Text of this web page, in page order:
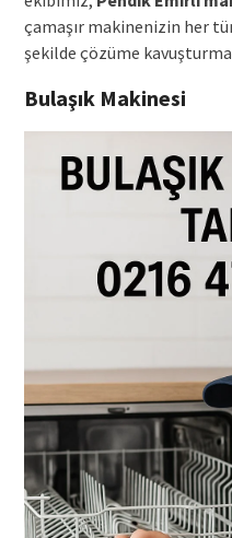
çamaşır makinenizin her
şekilde çözüme
Bulaşık Makinesi